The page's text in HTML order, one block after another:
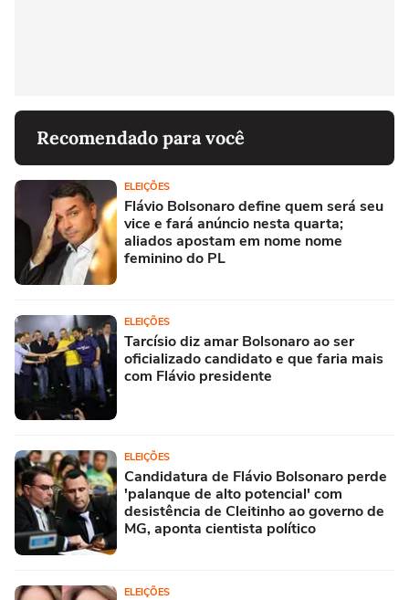
Recomendado para você
ELEIÇÕES
Flávio Bolsonaro define quem será seu
vice e fará anúncio nesta quarta;
aliados apostam em nome nome
feminino do PL
ELEIÇÕES
Tarcísio diz amar Bolsonaro ao ser
oficializado candidato e que faria mais
com Flávio presidente
ELEIÇÕES
Candidatura de Flávio Bolsonaro perde
'palanque de alto potencial' com
desistência de Cleitinho ao governo de
MG, aponta cientista político
ELEIÇÕES